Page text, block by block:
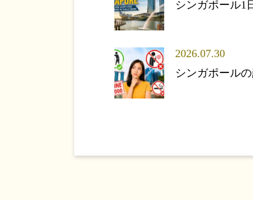
シンガポール1
2026.07.30
シンガポール